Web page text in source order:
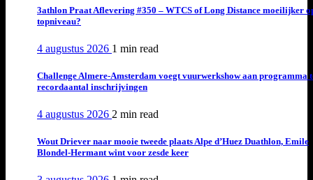
3athlon Praat Aflevering #350 – WTCS of Long Distance moeilijker
topniveau?
4 augustus 2026 1 min read
Challenge Almere-Amsterdam voegt vuurwerkshow aan programma
recordaantal inschrijvingen
4 augustus 2026 2 min read
Wout Driever naar mooie tweede plaats Alpe d’Huez Duathlon, Emile
Blondel-Hermant wint voor zesde keer